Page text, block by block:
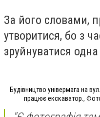
За його словами,
утворитися, бо з
зруйнуватися
Будівництво універмага на
працює екскаватор.,